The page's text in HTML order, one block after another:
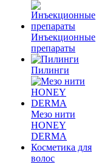
Инъекционные
препараты
Пилинги
Мезо нити
HONEY
DERMA
Косметика для
волос